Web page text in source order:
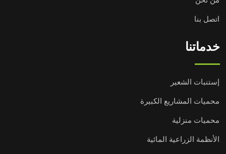
اتصل بنا
خدماتنا
إستنبات الشعير
محميات المشاريع الكبيرة
محميات منزلية
الأنظمة الزراعية المائية